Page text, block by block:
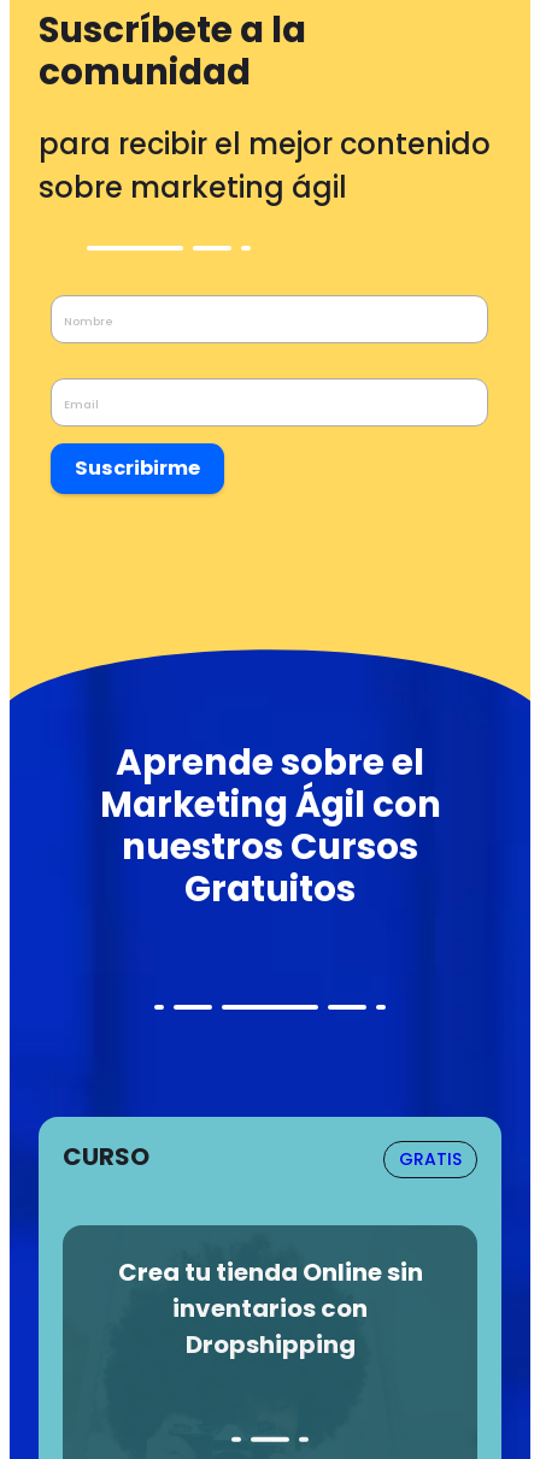
Suscríbete a la
comunidad
para recibir el mejor contenido
sobre marketing ágil
Suscribirme
Aprende sobre el
Marketing Ágil con
nuestros Cursos
Gratuitos
CURSO GRATIS
Crea tu tienda Online sin
inventarios con
Dropshipping